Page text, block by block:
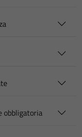
obbligatoria